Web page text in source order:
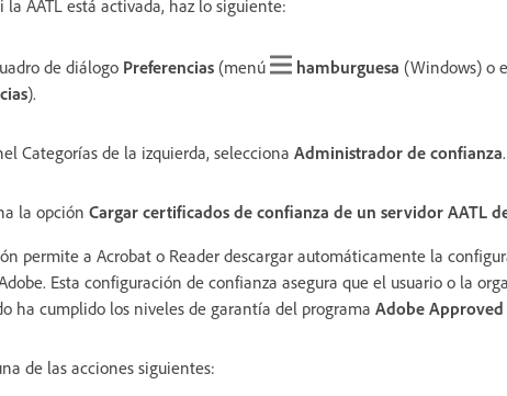
la AATL está activada, haz lo siguiente:
de diálogo Preferencias (menú hamburguesa (Windows) o
).
Categorías de la izquierda, selecciona Administrador de confianza.
la opción Cargar certificados de confianza de un servidor AATL
permite a Acrobat o Reader descargar automáticamente la
Esta configuración de confianza asegura que el usuario o la
ha cumplido los niveles de garantía del programa Adobe Approved
de las acciones siguientes: